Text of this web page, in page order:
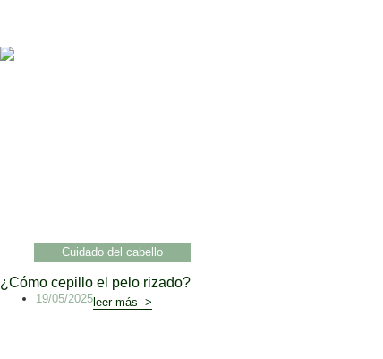
Cuidado del cabello
¿Cómo cepillo el pelo rizado?
19/05/2025 leer más ->